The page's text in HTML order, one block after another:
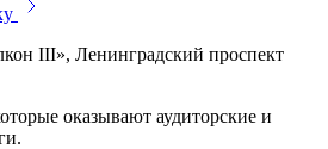
III», Ленинградский проспект
оказывают аудиторские и